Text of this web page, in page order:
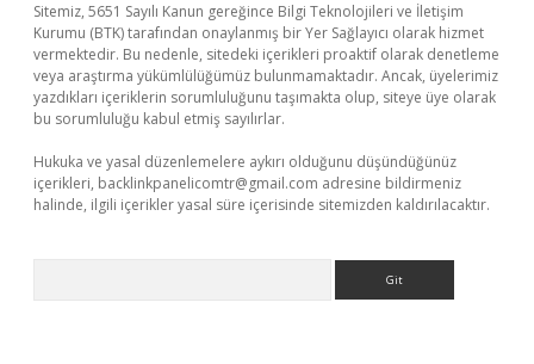
Sitemiz, 5651 Sayılı Kanun gereğince Bilgi Teknolojileri ve İletişim
Kurumu (BTK) tarafından onaylanmış bir Yer Sağlayıcı olarak hizmet
vermektedir. Bu nedenle, sitedeki içerikleri proaktif olarak denetleme
veya araştırma yükümlülüğümüz bulunmamaktadır. Ancak, üyelerimiz
yazdıkları içeriklerin sorumluluğunu taşımakta olup, siteye üye olarak
bu sorumluluğu kabul etmiş sayılırlar.
Hukuka ve yasal düzenlemelere aykırı olduğunu düşündüğünüz
içerikleri, backlinkpanelicomtr@gmail.com adresine bildirmeniz
halinde, ilgili içerikler yasal süre içerisinde sitemizden kaldırılacaktır.